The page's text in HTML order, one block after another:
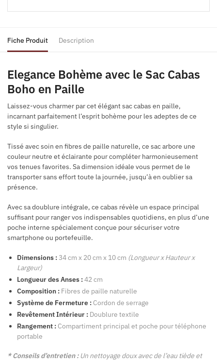
Fiche Produit Description
Elegance Bohème avec le Sac Cabas
Boho en Paille
Laissez-vous charmer par cet élégant sac cabas en paille,
incarnant parfaitement l’esprit bohème pour les adeptes de ce
style si singulier.
Tissé avec soin en fibres de paille naturelle, ce sac arbore une
couleur neutre et éclairante pour compléter harmonieusement
vos tenues favorites. Sa dimension idéale vous permet de le
transporter sans effort toute la journée, jusqu’à en oublier sa
présence.
Avec sa doublure intégrale, ce cabas révèle un espace principal
suffisant pour ranger vos indispensables quotidiens, en plus d’une
poche interne spécialement conçue pour sécuriser votre
smartphone ou portefeuille.
Dimensions : 34 cm x 20 cm x 10 cm (Longueur x Hauteur x
Largeur)
Longueur des Anses :42 cm
Composition : Fibres de paille naturelle
Système de Fermeture : Cordon de serrage
Revêtement Intérieur : Doublure textile
Rangement : Compartiment principal et poche pour téléphone
portable
* Conseils d’entretien :Un nettoyage doux avec de l’eau tiède et